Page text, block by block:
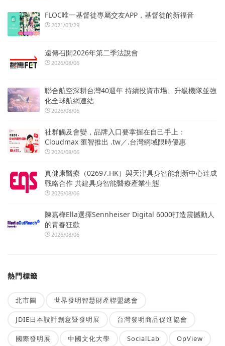
FLOC唯一基督徒專屬交友APP，基督徒的新福音
2021/03/29
遠傳召開2026年第二季法說會
2026/08/06
聯合航空深耕台灣40週年 持續投資市場、升級機隊並強
化全球航網連結
2026/08/06
社群觸及會變，品牌入口要掌握在自己手上：
Cloudmax 匯智推出 .tw／.台灣網域限時優惠
2026/08/06
真健康醫療（02697.HK）與天津具身智能創新中心達成
戰略合作 共建具身智能醫療產業生態
2026/08/06
陳嘉樺Ella選擇Sennheiser Digital 6000打造震撼動人
的青春狂歡
2026/08/06
熱門標籤
北市圖 世界發明智慧財產聯盟總會
JDIE日本設計創意暨發明展 台灣發明商品促進協會
國際發明展 中國文化大學 SocialLab OpView